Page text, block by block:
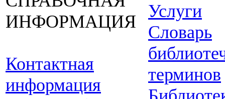
ИНФОРМАЦИЯ
Контактная
информация
Услуги
Словарь
терминов